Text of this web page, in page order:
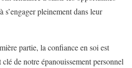
s’engager pleinement dans leur
partie, la confiance en soi est
de notre épanouissement personnel